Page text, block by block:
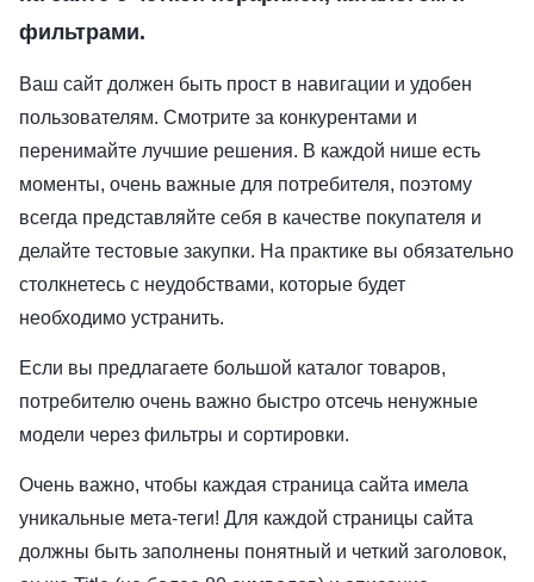
фильтрами.
Ваш сайт должен быть прост в навигации и удобен
пользователям. Смотрите за конкурентами и
перенимайте лучшие решения. В каждой нише есть
моменты, очень важные для потребителя, поэтому
всегда представляйте себя в качестве покупателя и
делайте тестовые закупки. На практике вы обязательно
столкнетесь с неудобствами, которые будет
необходимо устранить.
Если вы предлагаете большой каталог товаров,
потребителю очень важно быстро отсечь ненужные
модели через фильтры и сортировки.
Очень важно, чтобы каждая страница сайта имела
уникальные мета-теги! Для каждой страницы сайта
должны быть заполнены понятный и четкий заголовок,